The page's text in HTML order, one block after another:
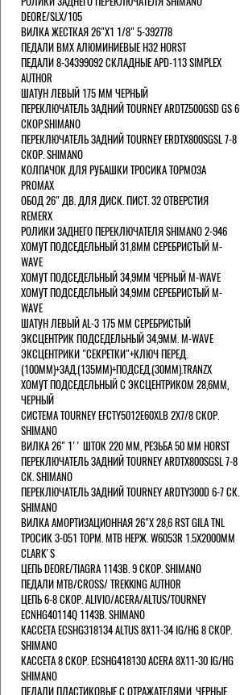
DEORE/SLX/105
ВИЛКА ЖЕСТКАЯ 26"Х1 1/8" 5-392778
ПЕДАЛИ BMX АЛЮМИНИЕВЫЕ H32 HORST
ПЕДАЛИ 8-34399092 СКЛАДНЫЕ APD-113 SIMPLEX
AUTHOR
ШАТУН ЛЕВЫЙ 175 ММ ЧЕРНЫЙ
ПЕРЕКЛЮЧАТЕЛЬ ЗАДНИЙ TOURNEY ARDTZ500GSD GS 6
СКОР.SHIMANO
ПЕРЕКЛЮЧАТЕЛЬ ЗАДНИЙ TOURNEY ERDTX800SGSL 7-8
СКОР. SHIMANO
КОЛПАЧОК ДЛЯ РУБАШКИ ТРОСИКА ТОРМОЗА
PROMAX
ОБОД 26" ДВ. ДЛЯ ДИСК. ПИСТ. 32 ОТВЕРСТИЯ
REMERX
РОЛИКИ ЗАДНЕГО ПЕРЕКЛЮЧАТЕЛЯ SHIMANO 2-946
ХОМУТ ПОДСЕДЕЛЬНЫЙ 31,8ММ СЕРЕБРИСТЫЙ M-
WAVE
ХОМУТ ПОДСЕДЕЛЬНЫЙ 34,9ММ ЧЕРНЫЙ M-WAVE
ХОМУТ ПОДСЕДЕЛЬНЫЙ 34,9ММ СЕРЕБРИСТЫЙ M-
WAVE
ШАТУН ЛЕВЫЙ AL-3 175 ММ СЕРЕБРИСТЫЙ
ЭКСЦЕНТРИК ПОДСЕДЕЛЬНЫЙ 34,9ММ. M-WAVE
ЭКСЦЕНТРИКИ "СЕКРЕТКИ"+КЛЮЧ ПЕРЕД.
(100ММ)+ЗАД.(135ММ)+ПОДСЕД.(30ММ).TRANZX
ХОМУТ ПОДСЕДЕЛЬНЫЙ С ЭКСЦЕНТРИКОМ 28,6ММ,
ЧЕРНЫЙ
СИСТЕМА TOURNEY EFCTY5012E60XLB 2X7/8 СКОР.
SHIMANO
ВИЛКА 26" 1'' ШТОК 220 ММ, РЕЗЬБА 50 ММ HORST
ПЕРЕКЛЮЧАТЕЛЬ ЗАДНИЙ TOURNEY ARDTX800SGSL 7-8
СК. SHIMANO
ПЕРЕКЛЮЧАТЕЛЬ ЗАДНИЙ TOURNEY ARDTY300D 6-7 СК.
SHIMANO
ВИЛКА АМОРТИЗАЦИОННАЯ 26"Х 28,6 RST GILA TNL
ТРОСИК 3-051 ТОРМ. MTB НЕРЖ. W6053R 1.5Х2000ММ
СLARK'S
ЦЕПЬ DEORE/TIAGRA 114ЗВ. 9 СКОР. SHIMANO
ПЕДАЛИ MTB/CROSS/ TREKKING AUTHOR
ЦЕПЬ 6-8 СКОР. ALIVIO/ACERA/ALTUS/TOURNEY
ECNHG40114Q 114ЗВ. SHIMANO
КАССЕТА ECSHG318134 ALTUS 8Х11-34 IG/HG 8 СКОР.
SHIMANO
КАССЕТА 8 СКОР. ECSHG418130 ACERA 8Х11-30 IG/HG
SHIMANO
ПЕДАЛИ ПЛАСТИКОВЫЕ С ОТРАЖАТЕЛЯМИ, ЧЕРНЫЕ.